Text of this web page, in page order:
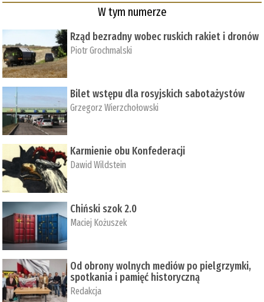
W tym numerze
Rząd bezradny wobec ruskich rakiet i dronów
Piotr Grochmalski
Bilet wstępu dla rosyjskich sabotażystów
Grzegorz Wierzchołowski
Karmienie obu Konfederacji
Dawid Wildstein
Chiński szok 2.0
Maciej Kożuszek
Od obrony wolnych mediów po pielgrzymki,
spotkania i pamięć historyczną
Redakcja